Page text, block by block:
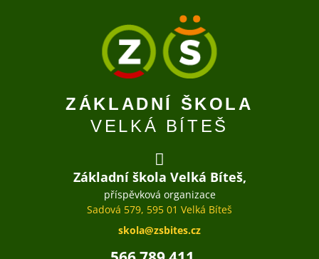
ZÁKLADNÍ ŠKOLA
VELKÁ BÍTEŠ
Základní škola Velká Bíteš,
příspěvková organizace
Sadová 579, 595 01 Velká Bíteš
skola@zsbites.cz